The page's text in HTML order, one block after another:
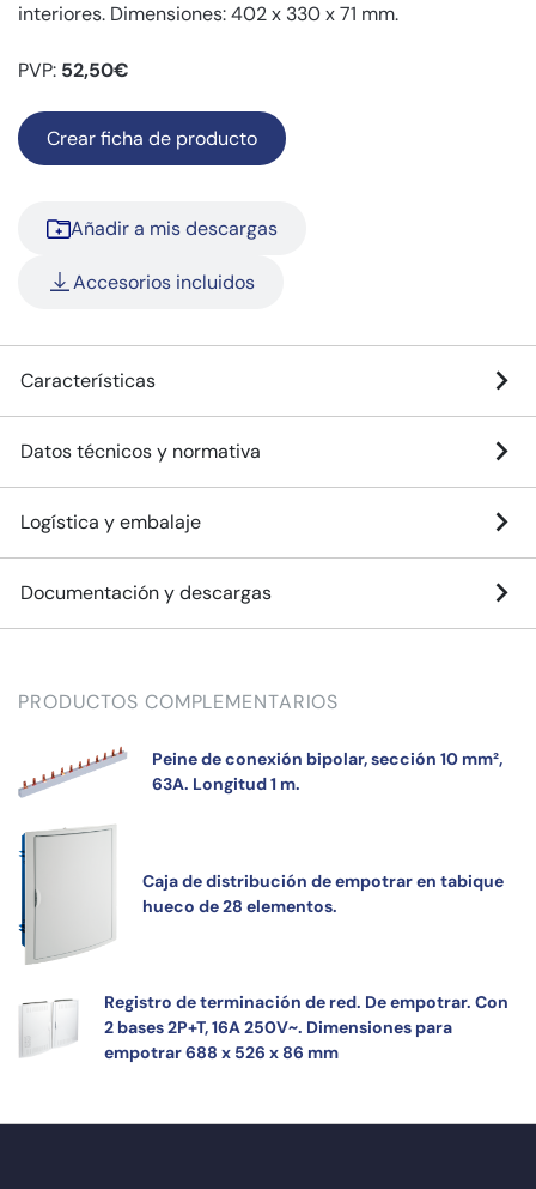
interiores. Dimensiones: 402 x 330 x 71 mm.
PVP: 52,50€
Crear ficha de producto
Añadir a mis descargas
Accesorios incluidos
Características
Datos técnicos y normativa
Logística y embalaje
Documentación y descargas
PRODUCTOS COMPLEMENTARIOS
Peine de conexión bipolar, sección 10 mm²,
63A. Longitud 1 m.
Caja de distribución de empotrar en tabique
hueco de 28 elementos.
Registro de terminación de red. De empotrar. Con
2 bases 2P+T, 16A 250V~. Dimensiones para
empotrar 688 x 526 x 86 mm